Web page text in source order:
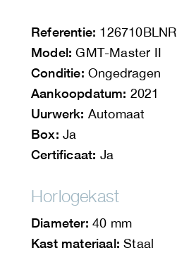
Referentie: 126710BLNR
Model: GMT-Master II
Conditie: Ongedragen
Aankoopdatum: 2021
Uurwerk: Automaat
Box: Ja
Certificaat: Ja
Horlogekast
Diameter: 40 mm
Kast materiaal: Staal